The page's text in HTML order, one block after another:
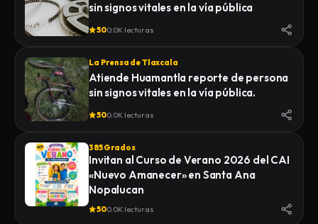
sin signos vitales en la vía pública
500.0K lecturas
La Prensa de Tlaxcala
Atiende Huamantla reporte de persona
sin signos vitales en la vía pública.
500.0K lecturas
385 Grados
Invitan al Curso de Verano 2026 del CAI
«Nuevo Amanecer» en Santa Ana
Nopalucan
500.0K lecturas